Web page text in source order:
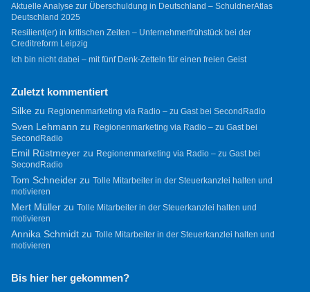
Aktuelle Analyse zur Überschuldung in Deutschland – SchuldnerAtlas
Deutschland 2025
Resilient(er) in kritischen Zeiten – Unternehmerfrühstück bei der
Creditreform Leipzig
Ich bin nicht dabei – mit fünf Denk-Zetteln für einen freien Geist
Zuletzt kommentiert
Silkezu Regionenmarketing via Radio – zu Gast bei SecondRadio
Sven Lehmann zu Regionenmarketing via Radio – zu Gast bei
SecondRadio
Emil Rüstmeyerzu Regionenmarketing via Radio – zu Gast bei
SecondRadio
Tom Schneiderzu Tolle Mitarbeiter in der Steuerkanzlei halten und
motivieren
Mert Müllerzu Tolle Mitarbeiter in der Steuerkanzlei halten und
motivieren
Annika Schmidtzu Tolle Mitarbeiter in der Steuerkanzlei halten und
motivieren
Bis hier her gekommen?